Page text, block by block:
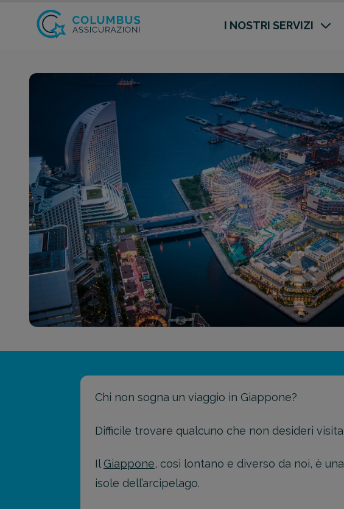
I NOSTRI SERVIZI
Chi non sogna un viaggio in Giappone?
Difficile trovare qualcuno che non desideri
Il Giappone, così lontano e diverso da noi, è
isole dell’arcipelago.